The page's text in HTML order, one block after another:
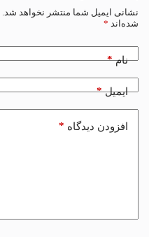
نشانی ایمیل شما منتشر نخواهد شد.
شده‌اند *
نام*
ایمیل*
افزودن دیدگاه *